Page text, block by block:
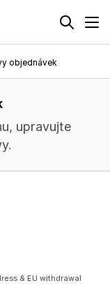
objednávek
upravujte
& EU withdrawal